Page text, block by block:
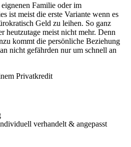
Familie oder im
ist meist die erste Variante wenn es
Geld zu leihen. So ganz
heutzutage meist nicht mehr. Denn
kommt die persönliche Beziehung
nicht gefährden nur um schnell an
verhandelt & angepasst